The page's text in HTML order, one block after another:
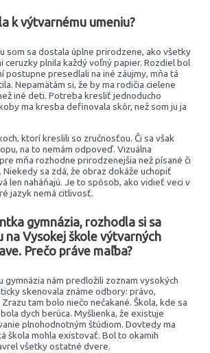
k výtvarnému umeniu?
som sa dostala úplne prirodzene, ako všetky
ceruzky plnila každý voľný papier. Rozdiel bol
postupne presedlali na iné záujmy, mňa tá
Nepamätám si, že by ma rodičia cielene
iné deti. Potreba kresliť jednoducho
ma kresba definovala skôr, než som ju ja
ktorí kreslili so zručnosťou. Či sa však
na to nemám odpoveď. Vizuálna
mňa rozhodne prirodzenejšia než písané či
sa zdá, že obraz dokáže uchopiť
len naháňajú. Je to spôsob, ako vidieť veci v
jazyk nemá citlivosť.
gymnázia, rozhodla si sa
na Vysokej škole výtvarných
Prečo práve maľba?
gymnázia nám predložili zoznam vysokých
skenovala známe odbory: právo,
tam bolo niečo nečakané. Škola, kde sa
dych berúca. Myšlienka, že existuje
plnohodnotným štúdiom. Dovtedy ma
škola mohla existovať. Bol to okamih
všetky ostatné dvere.